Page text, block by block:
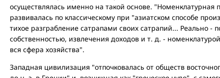
осуществлялась именно на такой основе. "Номенклатурная
развивалась по классическому при "азиатском способе
тихое разграбление сатрапами своих сатрапий... Реально -
собственностью, извлечения доходов и т. д. -
вся сфера хозяйства".
Западная цивилизация "отпочковалась от обществ